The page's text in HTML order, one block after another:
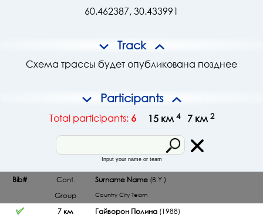
60.462387, 30.433991
Track
Схема трассы будет опубликована позднее
Participants
Total participants: 6 15 км 4 7 км 2
Input your name or team
Bib#
Cont.
Group
Surname Name (B.Y.)
Country City Team
7 км
Гайворон Полина(1988)